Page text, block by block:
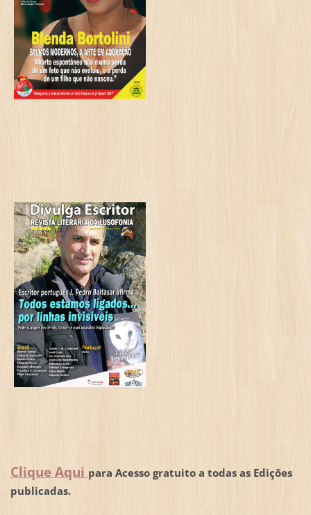
Clique Aqui para Acesso gratuito a todas as Edições
publicadas.